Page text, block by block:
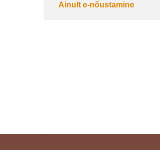
Ainult e-nõustamine